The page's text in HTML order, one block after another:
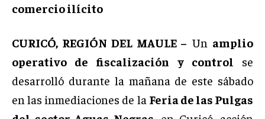
comercio ilícito
CURICÓ, REGIÓN DEL MAULE – Un amplio
operativo de fiscalización y control se
desarrolló durante la mañana de este sábado
en las inmediaciones de la Feria de las Pulgas